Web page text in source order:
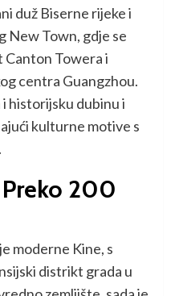
duž Biserne rijeke i
New Town, gdje se
Canton Towera i
centra Guangzhou.
i historijsku dubinu i
kulturne motive s
Preko 200
moderne Kine, s
distrikt grada u